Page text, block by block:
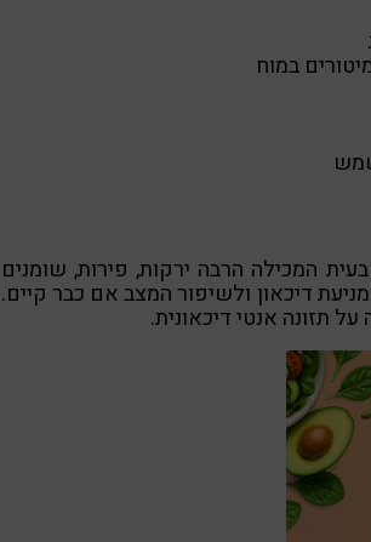
במוח
המכילה הרבה ירקות, פירות, שומנים
דיכאון ולשיפור המצב אם כבר קיים.
תזונה אנטי דיכאונית.